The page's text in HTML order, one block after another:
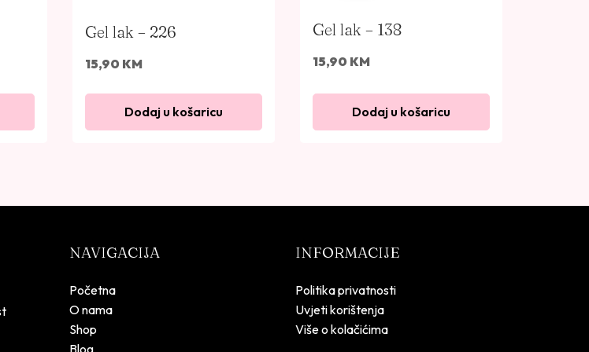
Gel lak – 226
15,90 KM
Dodaj u košaricu
Gel lak – 138
15,90 KM
Dodaj u košaricu
NAVIGACIJA
Početna
O nama
Shop
INFORMACIJE
Politika privatnosti
Uvjeti korištenja
Više o kolačićima